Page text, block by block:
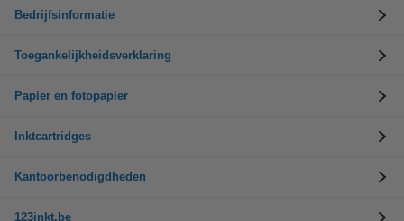
Bedrijfsinformatie
Toegankelijkheidsverklaring
Papier en fotopapier
Inktcartridges
Kantoorbenodigdheden
123inkt.be